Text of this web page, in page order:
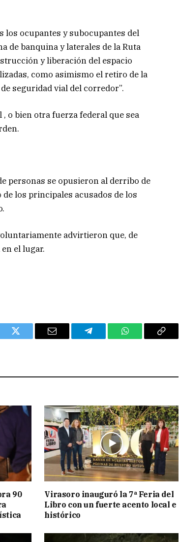
los ocupantes y subocupantes del
de banquina y laterales de la Ruta
y liberación del espacio
como asimismo el retiro de la
seguridad vial del corredor”.
o bien otra fuerza federal que sea
personas se opusieron al derribo de
los principales acusados de los
advirtieron que, de
el lugar.
Twitter Email Telegram WhatsAppCopy
90
Virasoro inauguró la 7ª Feria del
Libro con un fuerte acento local e
histórico